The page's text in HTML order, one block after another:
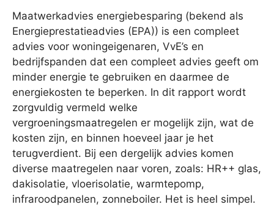
Maatwerkadvies energiebesparing (bekend als
Energieprestatieadvies (EPA)) is een compleet
advies voor woningeigenaren, VvE’s en
bedrijfspanden dat een compleet advies geeft om
minder energie te gebruiken en daarmee de
energiekosten te beperken. In dit rapport wordt
zorgvuldig vermeld welke
vergroeningsmaatregelen er mogelijk zijn, wat de
kosten zijn, en binnen hoeveel jaar je het
terugverdient. Bij een dergelijk advies komen
diverse maatregelen naar voren, zoals: HR++ glas,
dakisolatie, vloerisolatie, warmtepomp,
infraroodpanelen, zonneboiler. Het is heel simpel.